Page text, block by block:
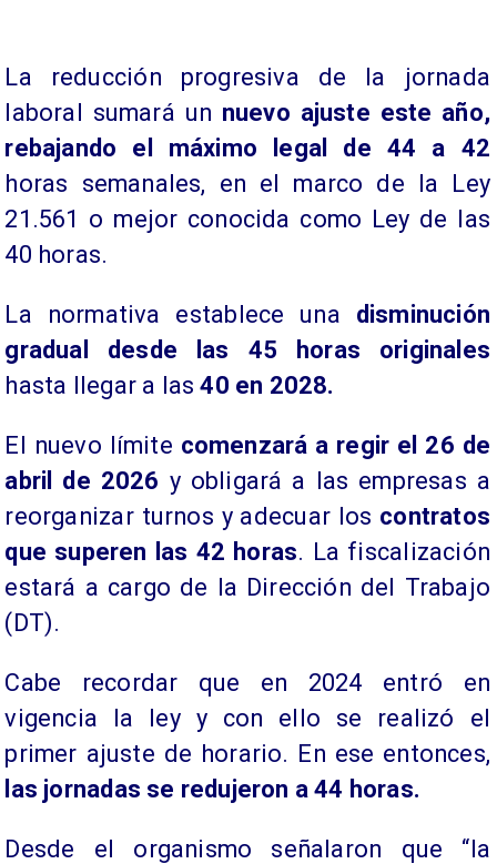
La reducción progresiva de la jornada
laboral sumará un nuevo ajuste este año,
rebajando el máximo legal de 44 a 42
horas semanales, en el marco de la Ley
21.561 o mejor conocida como Ley de las
40 horas.
La normativa establece una disminución
gradual desde las 45 horas originales
hasta llegar a las40 en 2028.
El nuevo límite comenzará a regir el 26 de
abril de 2026 y obligará a las empresas a
reorganizar turnos y adecuar los contratos
que superen las 42 horas. La fiscalización
estará a cargo de la Dirección del Trabajo
(DT).
Cabe recordar que en 2024 entró en
vigencia la ley y con ello se realizó el
primer ajuste de horario. En ese entonces,
las jornadas se redujeron a 44 horas.
Desde el organismo señalaron que “la